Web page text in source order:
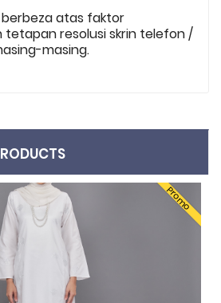
berbeza atas faktor
resolusi skrin telefon /
masing.
Promo